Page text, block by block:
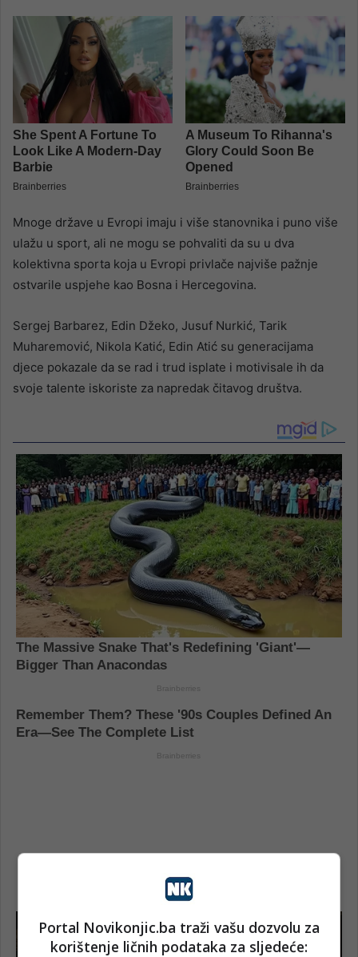
Mnoge države u Evropi imaju i više stanovnika i puno više
ulažu u sport, ali ne mogu se pohvaliti da su u dva
kolektivna sporta koja u Evropi privlače najviše pažnje
ostvarile uspjehe kao Bosna i Hercegovina.
Sergej Barbarez, Edin Džeko, Jusuf Nurkić, Tarik
Muharemović, Nikola Katić, Edin Atić su generacijama
djece pokazale da se rad i trud isplate i motivisale ih da
svoje talente iskoriste za napredak čitavog društva.
Portal Novikonjic.ba traži vašu dozvolu za
korištenje ličnih podataka za sljedeće: